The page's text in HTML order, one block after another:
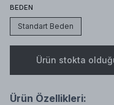
BEDEN
Standart Beden
Ürün stokta
Ürün Özellikleri: